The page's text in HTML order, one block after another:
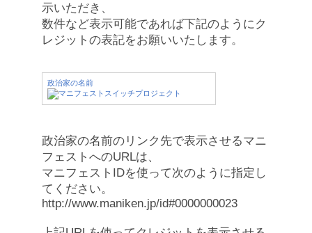
示いただき、
数件など表示可能であれば下記のようにク
レジットの表記をお願いいたします。
政治家の名前
政治家の名前のリンク先で表示させるマニ
フェストへのURLは、
マニフェストIDを使って次のように指定し
てください。
http://www.maniken.jp/id#0000000023